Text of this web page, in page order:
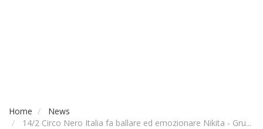
Home
News
14/2 Circo Nero Italia fa ballare ed emozionare Nikita - Gru...